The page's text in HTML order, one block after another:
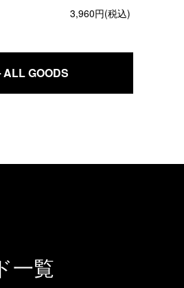
3,960円(税込)
ALL GOODS
一覧